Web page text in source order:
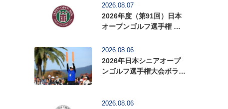
2026.08.07
2026年度（第91回）日本
オープンゴルフ選手権 前
2026.08.06
2026年日本シニアオープ
ンゴルフ選手権大会ボラン
2026.08.06